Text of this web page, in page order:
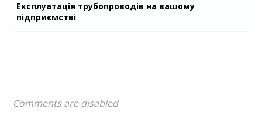
Експлуатація трубопроводів на вашому
підприємстві
Comments are disabled